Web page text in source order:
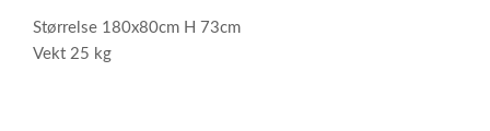
Størrelse 180x80cm H 73cm
Vekt 25 kg